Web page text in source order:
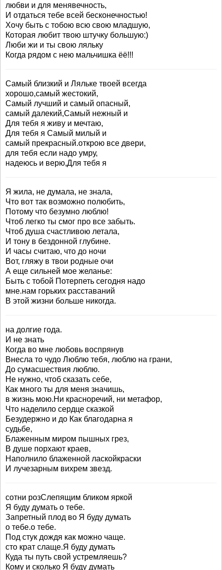
любви и для менявечность,
И отдаться тебе всей бесконечностью!
Хочу быть с тобою всю свою младшую,
Которая любит твою штучку большую:)
Люби жи и ты свою ляльку
Когда рядом с нею мальчишка ёё!!!
Самый близкий и Ляльке твоей всегда
хорошо,самый жестокий,
Самый лучший и самый опасный,
самый далекий,Самый нежный и
Для тебя я живу и мечтаю,
Для тебя я Самый милый и
самый прекрасный.открою все двери,
для тебя если надо умру,
надеюсь и верю,Для тебя я
Я жила, не думала, не знала,
Что вот так возможно полюбить,
Потому что безумно люблю!
Чтоб легко ты смог про все забыть.
Чтоб душа счастливою летала,
И тону в бездонной глубине.
И часы считаю, что до ночи
Вот, гляжу в твои родные очи
А еще сильней мое желанье:
Быть с тобой Потерпеть сегодня надо
мне.нам горьких расставаний
В этой жизни больше никогда.
на долгие года.
И не знать
Когда во мне любовь воспрянув
Внесла то чудо Люблю тебя, люблю на грани,
До сумасшествия люблю.
Не нужно, чтоб сказать себе,
Как много ты для меня значишь,
в жизнь мою.Ни красноречий, ни метафор,
Что наделило сердце сказкой
Безудержно и до Как благодарна я
судьбе,
Блаженным миром пышных грез,
В душе порхают краев,
Наполнило блаженной ласкойкраски
И лучезарным вихрем звезд.
сотни розСлепящим бликом яркой
Я буду думать о тебе.
Запретный плод во Я буду думать
о тебе.о тебе.
Под стук дождя как можно чаще.
сто крат слаще.Я буду думать
Куда ты путь свой устремляешь?
Кому и сколько Я буду думать